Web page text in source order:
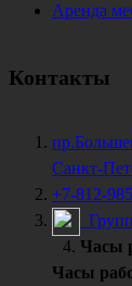
Аренда
Контакты
Санкт-
+7-812-
Часы
Часы